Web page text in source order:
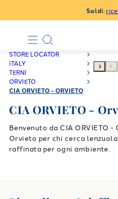
Saldi:
STORE LOCATOR
ITALY
TERNI
ORVIETO
CIA ORVIETO - ORVIETO
CIA ORVIETO -
Benvenuto da CIA ORVIETO
Orvieto per chi cerca
raffinata per ogni ambiente.